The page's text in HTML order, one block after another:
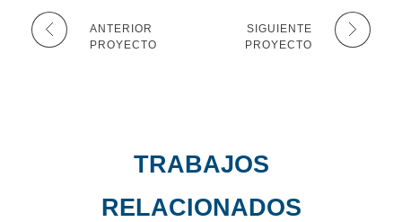
ANTERIOR
PROYECTO
SIGUIENTE
PROYECTO
TRABAJOS
RELACIONADOS